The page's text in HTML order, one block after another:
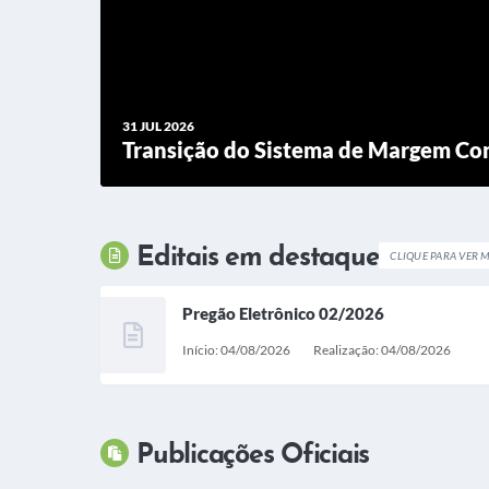
31 JUL 2026
Transição do Sistema de Margem
Editais em destaque CLIQUE PARA VER
Pregão Eletrônico 02/2026
Início: 04/08/2026 Realização: 04/08/2026
Publicações Oficiais